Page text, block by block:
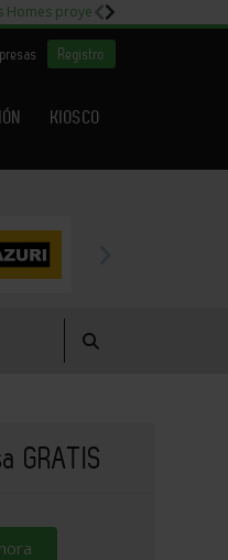
Homes proyecto Fiora
Registro
KIOSCO
GRATIS